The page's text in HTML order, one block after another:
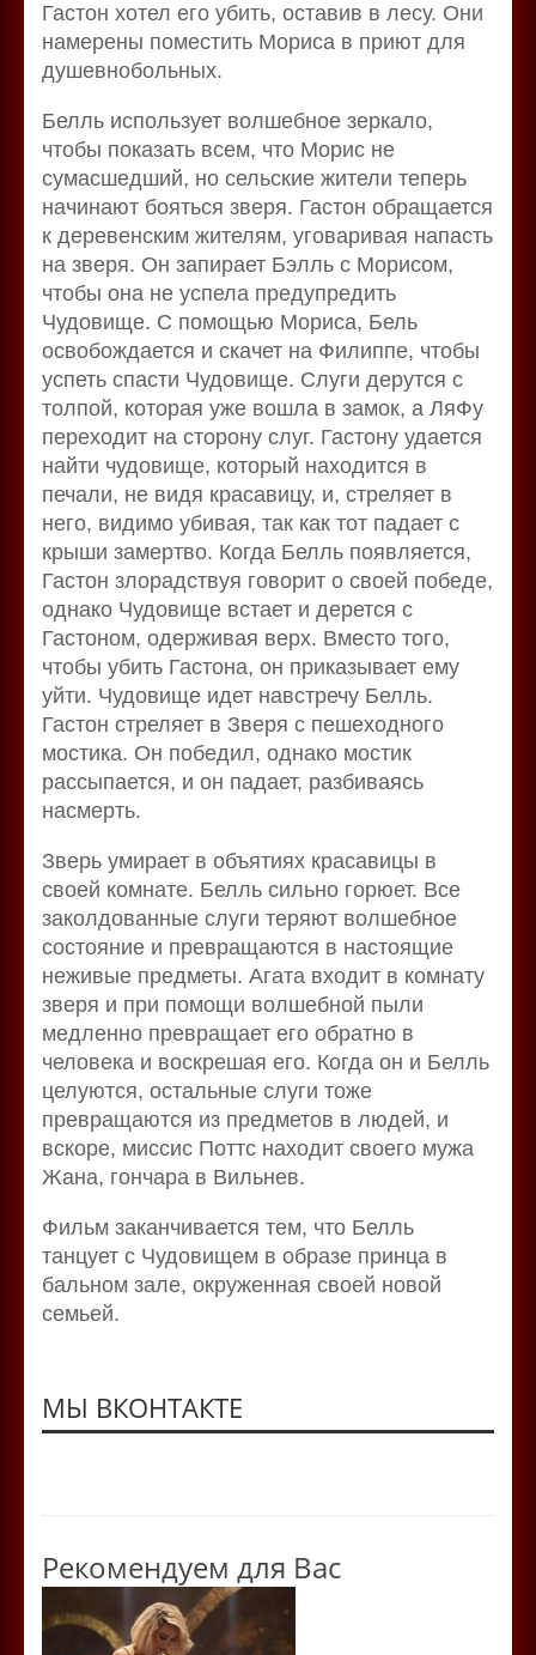
Гастон хотел его убить, оставив в лесу. Они
намерены поместить Мориса в приют для
душевнобольных.
Белль использует волшебное зеркало,
чтобы показать всем, что Морис не
сумасшедший, но сельские жители теперь
начинают бояться зверя. Гастон обращается
к деревенским жителям, уговаривая напасть
на зверя. Он запирает Бэлль с Морисом,
чтобы она не успела предупредить
Чудовище. С помощью Мориса, Бель
освобождается и скачет на Филиппе, чтобы
успеть спасти Чудовище. Слуги дерутся с
толпой, которая уже вошла в замок, а ЛяФу
переходит на сторону слуг. Гастону удается
найти чудовище, который находится в
печали, не видя красавицу, и, стреляет в
него, видимо убивая, так как тот падает с
крыши замертво. Когда Белль появляется,
Гастон злорадствуя говорит о своей победе,
однако Чудовище встает и дерется с
Гастоном, одерживая верх. Вместо того,
чтобы убить Гастона, он приказывает ему
уйти. Чудовище идет навстречу Белль.
Гастон стреляет в Зверя с пешеходного
мостика. Он победил, однако мостик
рассыпается, и он падает, разбиваясь
насмерть.
Зверь умирает в объятиях красавицы в
своей комнате. Белль сильно горюет. Все
заколдованные слуги теряют волшебное
состояние и превращаются в настоящие
неживые предметы. Агата входит в комнату
зверя и при помощи волшебной пыли
медленно превращает его обратно в
человека и воскрешая его. Когда он и Белль
целуются, остальные слуги тоже
превращаются из предметов в людей, и
вскоре, миссис Поттс находит своего мужа
Жана, гончара в Вильнев.
Фильм заканчивается тем, что Белль
танцует с Чудовищем в образе принца в
бальном зале, окруженная своей новой
семьей.
МЫ ВКОНТАКТЕ
Рекомендуем для Вас